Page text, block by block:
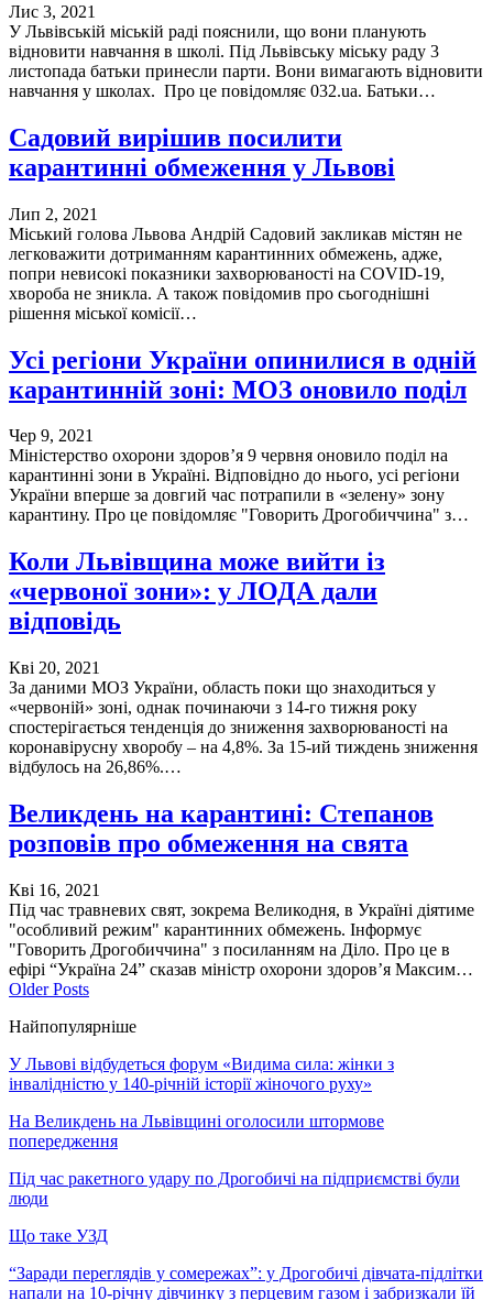
Лис 3, 2021
У Львівській міській раді пояснили, що вони планують
відновити навчання в школі. Під Львівську міську раду 3
листопада батьки принесли парти. Вони вимагають відновити
навчання у школах. Про це повідомляє 032.ua. Батьки…
Садовий вирішив посилити
карантинні обмеження у Львові
Лип 2, 2021
Міський голова Львова Андрій Садовий закликав містян не
легковажити дотриманням карантинних обмежень, адже,
попри невисокі показники захворюваності на COVID-19,
хвороба не зникла. А також повідомив про сьогоднішні
рішення міської комісії…
Усі регіони України опинилися в одній
карантинній зоні: МОЗ оновило поділ
Чер 9, 2021
Міністерство охорони здоров’я 9 червня оновило поділ на
карантинні зони в Україні. Відповідно до нього, усі регіони
України вперше за довгий час потрапили в «зелену» зону
карантину. Про це повідомляє "Говорить Дрогобиччина" з…
Коли Львівщина може вийти із
«червоної зони»: у ЛОДА дали
відповідь
Кві 20, 2021
За даними МОЗ України, область поки що знаходиться у
«червоній» зоні, однак починаючи з 14-го тижня року
спостерігається тенденція до зниження захворюваності на
коронавірусну хворобу – на 4,8%. За 15-ий тиждень зниження
відбулось на 26,86%.…
Великдень на карантині: Степанов
розповів про обмеження на свята
Кві 16, 2021
Під час травневих свят, зокрема Великодня, в Україні діятиме
"особливий режим" карантинних обмежень. Інформує
"Говорить Дрогобиччина" з посиланням на Діло. Про це в
ефірі “Україна 24” сказав міністр охорони здоров’я Максим…
Older Posts
Найпопулярніше
У Львові відбудеться форум «Видима сила: жінки з
інвалідністю у 140-річній історії жіночого руху»
На Великдень на Львівщині оголосили штормове
попередження
Під час ракетного удару по Дрогобичі на підприємстві були
люди
Що таке УЗД
“Заради переглядів у сомережах”: у Дрогобичі дівчата-підлітки
напали на 10-річну дівчинку з перцевим газом і забризкали їй